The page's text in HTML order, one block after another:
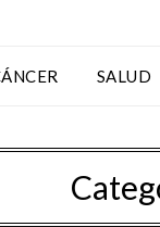
SALUD